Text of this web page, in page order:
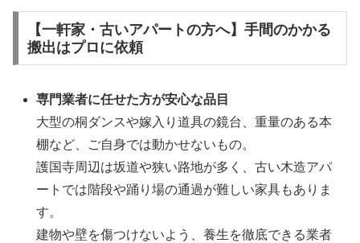
【一軒家・古いアパートの方へ】手間のかかる
搬出はプロに依頼
専門業者に任せた方が安心な品目
大型の桐ダンスや嫁入り道具の鏡台、重量のある本
棚など、ご自身では動かせないもの。
護国寺周辺は坂道や狭い路地が多く、古い木造アパ
ートでは階段や踊り場の通過が難しい家具もありま
す。
建物や壁を傷つけないよう、養生を徹底できる業者